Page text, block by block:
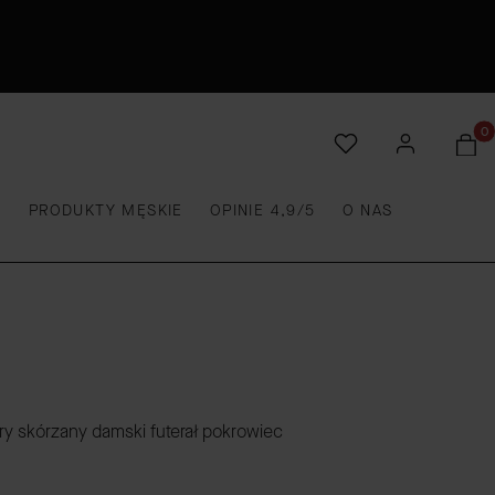
PRODUKTY MĘSKIE OPINIE 4,9/5 O NAS
skórzany damski futerał pokrowiec